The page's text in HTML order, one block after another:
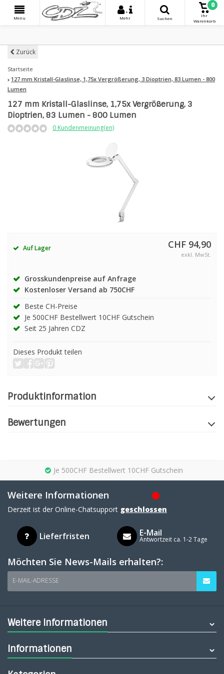
Menu
+
Mehr
Suchen
0
Ihr
Warenkorb
Zurück
Startseite
127 mm Kristall-Glaslinse, 1,75x Vergrößerung, 3 Dioptrien, 83 Lumen - 800
Lumen
127 mm Kristall-Glaslinse, 1,75x Vergrößerung, 3
Dioptrien, 83 Lumen - 800 Lumen
0 Kundenmeinung(en)
Auf Lager CHF 94,90
exkl. MwSt.
Grosskundenpreise auf Anfrage
Kostenloser Versand ab 750CHF
Beste CH-Preise
Je 500CHF Bestellwert 10CHF Gutschein
Seit 25 Jahren CDZ
Dieses Produkt teilen
Produktinformation
Bewertungen
Je 500CHF Bestellwert 10CHF Gutschein
Weitere Informationen
Derzeit ist der Online-Chatsupport geschlossen
Lieferfristen E-Mail
Antwortzeit ca. 1-2 Tage
Möchten Sie News-Mails erhalten?:
E-MAIL-ADRESSE
Weitere Informationen
Informationen